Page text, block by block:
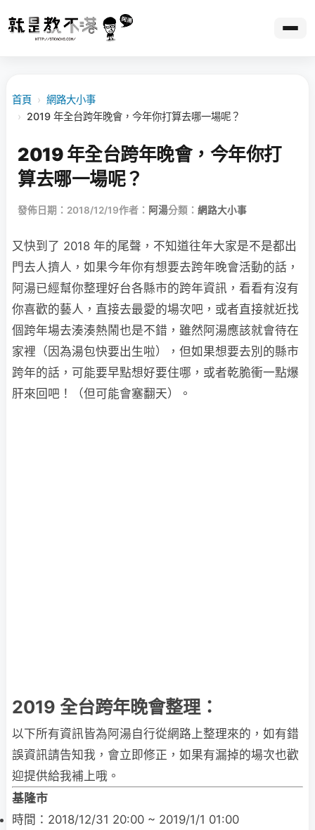
首頁 › 網路大小事
› 2019 年全台跨年晚會，今年你打算去哪一場呢？
2019 年全台跨年晚會，今年你打
算去哪一場呢？
發佈日期：2018/12/19作者： 阿湯分類： 網路大小事
又快到了 2018 年的尾聲，不知道往年大家是不是都出
門去人擠人，如果今年你有想要去跨年晚會活動的話，
阿湯已經幫你整理好台各縣市的跨年資訊，看看有沒有
你喜歡的藝人，直接去最愛的場次吧，或者直接就近找
個跨年場去湊湊熱鬧也是不錯，雖然阿湯應該就會待在
家裡（因為湯包快要出生啦），但如果想要去別的縣市
跨年的話，可能要早點想好要住哪，或者乾脆衝一點爆
肝來回吧！（但可能會塞翻天）。
2019 全台跨年晚會整理：
以下所有資訊皆為阿湯自行從網路上整理來的，如有錯
誤資訊請告知我，會立即修正，如果有漏掉的場次也歡
迎提供給我補上哦。
基隆市
時間：2018/12/31 20:00 ~ 2019/1/1 01:00